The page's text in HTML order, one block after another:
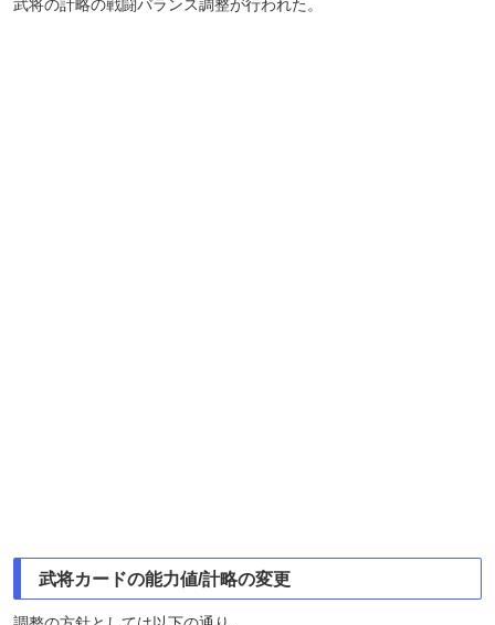
武将の計略の戦闘バランス調整が行われた。
武将カードの能力値/計略の変更